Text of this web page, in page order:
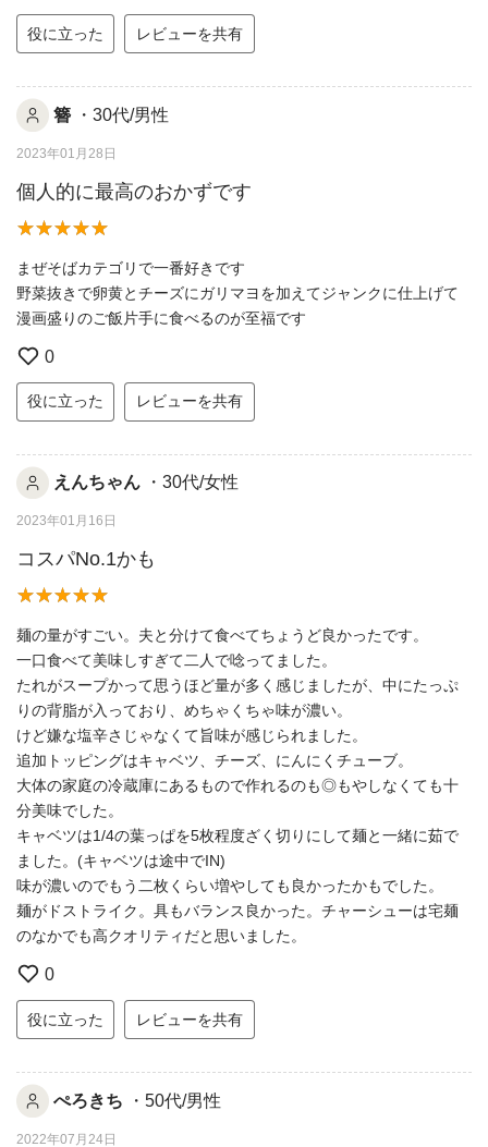
役に立った レビューを共有
簪 ・30代/男性
2023年01月28日
個人的に最高のおかずです
まぜそばカテゴリで一番好きです
野菜抜きで卵黄とチーズにガリマヨを加えてジャンクに仕上げて
漫画盛りのご飯片手に食べるのが至福です
0
役に立った レビューを共有
えんちゃん ・30代/女性
2023年01月16日
コスパNo.1かも
麺の量がすごい。夫と分けて食べてちょうど良かったです。
一口食べて美味しすぎて二人で唸ってました。
たれがスープかって思うほど量が多く感じましたが、中にたっぷ
りの背脂が入っており、めちゃくちゃ味が濃い。
けど嫌な塩辛さじゃなくて旨味が感じられました。
追加トッピングはキャベツ、チーズ、にんにくチューブ。
大体の家庭の冷蔵庫にあるもので作れるのも◎もやしなくても十
分美味でした。
キャベツは1/4の葉っぱを5枚程度ざく切りにして麺と一緒に茹で
ました。(キャベツは途中でIN)
味が濃いのでもう二枚くらい増やしても良かったかもでした。
麺がドストライク。具もバランス良かった。チャーシューは宅麺
のなかでも高クオリティだと思いました。
0
役に立った レビューを共有
ぺろきち ・50代/男性
2022年07月24日